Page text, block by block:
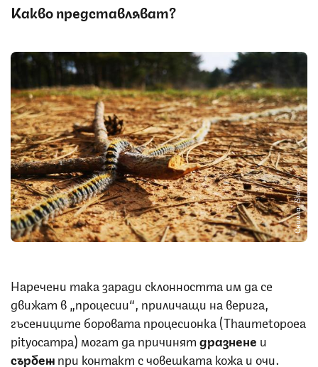
Какво представляват?
Снимка: iStock
Наречени така заради склонността им да се
движат в „процесии“, приличащи на верига,
гъсениците боровата процесионка (Thaumetopoea
pityocampa) могат да причинятдразнене и
сърбежпри контакт с човешката кожа и очи.